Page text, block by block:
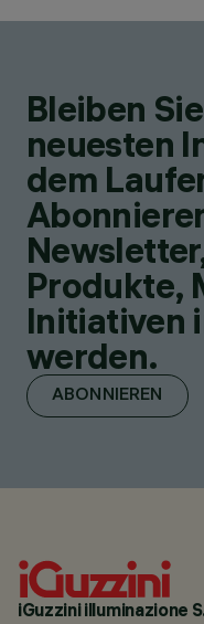
Bleiben
neuesten
dem
Produkte,
Initiativen
werden.
ABONNIEREN
iGuzzini illuminazione